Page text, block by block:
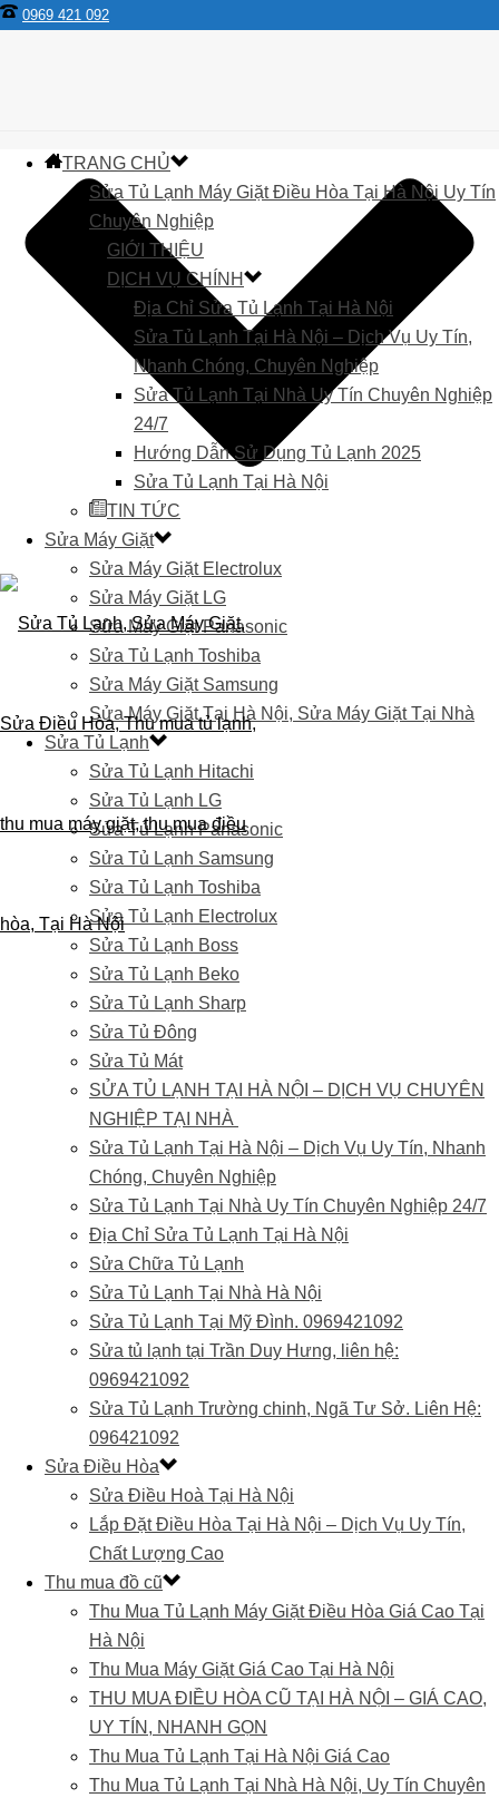
0969 421 092
TRANG CHỦ
Sửa Tủ Lạnh Máy Giặt Điều Hòa Tại Hà Nội Uy Tín
Chuyên Nghiệp
GIỚI THIỆU
DỊCH VỤ CHÍNH
Địa Chỉ Sửa Tủ Lạnh Tại Hà Nội
Sửa Tủ Lạnh Tại Hà Nội – Dịch Vụ Uy Tín,
Nhanh Chóng, Chuyên Nghiệp
Sửa Tủ Lạnh Tại Nhà Uy Tín Chuyên Nghiệp
24/7
Hướng Dẫn Sử Dụng Tủ Lạnh 2025
Sửa Tủ Lạnh Tại Hà Nội
TIN TỨC
Sửa Máy Giặt
Sửa Máy Giặt Electrolux
Sửa Máy Giặt LG
Sửa Máy Giặt Panasonic
Sửa Tủ Lạnh Toshiba
Sửa Máy Giặt Samsung
Sửa Máy Giặt Tại Hà Nội, Sửa Máy Giặt Tại Nhà
Sửa Tủ Lạnh
Sửa Tủ Lạnh Hitachi
Sửa Tủ Lạnh LG
Sửa Tủ Lạnh Panasonic
Sửa Tủ Lạnh Samsung
Sửa Tủ Lạnh Toshiba
Sửa Tủ Lạnh Electrolux
Sửa Tủ Lạnh Boss
Sửa Tủ Lạnh Beko
Sửa Tủ Lạnh Sharp
Sửa Tủ Đông
Sửa Tủ Mát
SỬA TỦ LẠNH TẠI HÀ NỘI – DỊCH VỤ CHUYÊN
NGHIỆP TẠI NHÀ
Sửa Tủ Lạnh Tại Hà Nội – Dịch Vụ Uy Tín, Nhanh
Chóng, Chuyên Nghiệp
Sửa Tủ Lạnh Tại Nhà Uy Tín Chuyên Nghiệp 24/7
Địa Chỉ Sửa Tủ Lạnh Tại Hà Nội
Sửa Chữa Tủ Lạnh
Sửa Tủ Lạnh Tại Nhà Hà Nội
Sửa Tủ Lạnh Tại Mỹ Đình. 0969421092
Sửa tủ lạnh tại Trần Duy Hưng, liên hệ:
0969421092
Sửa Tủ Lạnh Trường chinh, Ngã Tư Sở. Liên Hệ:
096421092
Sửa Điều Hòa
Sửa Điều Hoà Tại Hà Nội
Lắp Đặt Điều Hòa Tại Hà Nội – Dịch Vụ Uy Tín,
Chất Lượng Cao
Thu mua đồ cũ
Thu Mua Tủ Lạnh Máy Giặt Điều Hòa Giá Cao Tại
Hà Nội
Thu Mua Máy Giặt Giá Cao Tại Hà Nội
THU MUA ĐIỀU HÒA CŨ TẠI HÀ NỘI – GIÁ CAO,
UY TÍN, NHANH GỌN
Thu Mua Tủ Lạnh Tại Hà Nội Giá Cao
Thu Mua Tủ Lạnh Tại Nhà Hà Nội, Uy Tín Chuyên